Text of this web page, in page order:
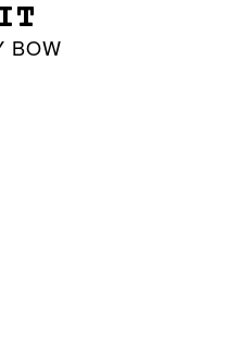
BOW